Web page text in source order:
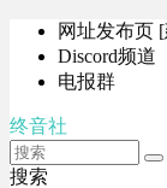
网址发布页
Discord频道
电报群
终音社
搜索